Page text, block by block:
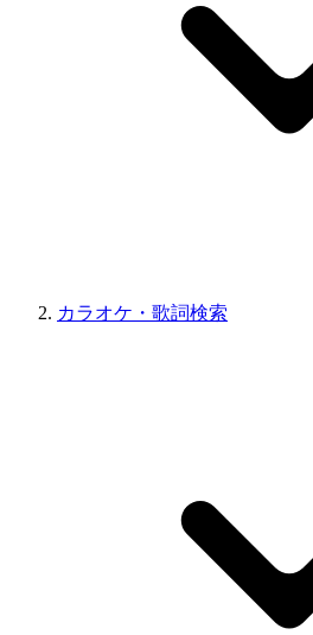
カラオケ・歌詞検索